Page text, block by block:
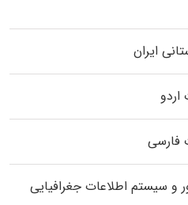
ایران
فارسی
سیستم اطلاعات جغرافیایی